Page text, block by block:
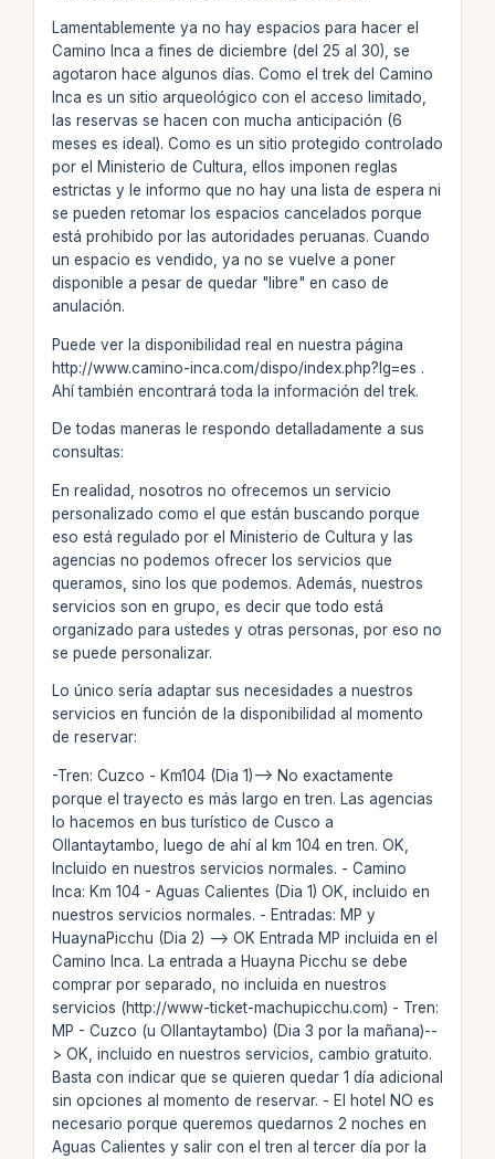
Lamentablemente ya no hay espacios para hacer el
Camino Inca a fines de diciembre (del 25 al 30), se
agotaron hace algunos días. Como el trek del Camino
Inca es un sitio arqueológico con el acceso limitado,
las reservas se hacen con mucha anticipación (6
meses es ideal). Como es un sitio protegido controlado
por el Ministerio de Cultura, ellos imponen reglas
estrictas y le informo que no hay una lista de espera ni
se pueden retomar los espacios cancelados porque
está prohibido por las autoridades peruanas. Cuando
un espacio es vendido, ya no se vuelve a poner
disponible a pesar de quedar "libre" en caso de
anulación.
Puede ver la disponibilidad real en nuestra página
http://www.camino-inca.com/dispo/index.php?lg=es .
Ahí también encontrará toda la información del trek.
De todas maneras le respondo detalladamente a sus
consultas:
En realidad, nosotros no ofrecemos un servicio
personalizado como el que están buscando porque
eso está regulado por el Ministerio de Cultura y las
agencias no podemos ofrecer los servicios que
queramos, sino los que podemos. Además, nuestros
servicios son en grupo, es decir que todo está
organizado para ustedes y otras personas, por eso no
se puede personalizar.
Lo único sería adaptar sus necesidades a nuestros
servicios en función de la disponibilidad al momento
de reservar:
-Tren: Cuzco - Km104 (Dia 1)--> No exactamente
porque el trayecto es más largo en tren. Las agencias
lo hacemos en bus turístico de Cusco a
Ollantaytambo, luego de ahí al km 104 en tren. OK,
Incluido en nuestros servicios normales. - Camino
Inca: Km 104 - Aguas Calientes (Dia 1) OK, incluido en
nuestros servicios normales. - Entradas: MP y
HuaynaPicchu (Dia 2) --> OK Entrada MP incluida en el
Camino Inca. La entrada a Huayna Picchu se debe
comprar por separado, no incluida en nuestros
servicios (http://www-ticket-machupicchu.com) - Tren:
MP - Cuzco (u Ollantaytambo) (Dia 3 por la mañana)--
> OK, incluido en nuestros servicios, cambio gratuito.
Basta con indicar que se quieren quedar 1 día adicional
sin opciones al momento de reservar. - El hotel NO es
necesario porque queremos quedarnos 2 noches en
Aguas Calientes y salir con el tren al tercer día por la